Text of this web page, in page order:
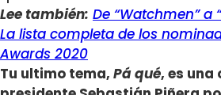
Lee también: De “Watchmen” a
La lista completa de los
Awards 2020
Tu ultimo tema, Pá qué, es